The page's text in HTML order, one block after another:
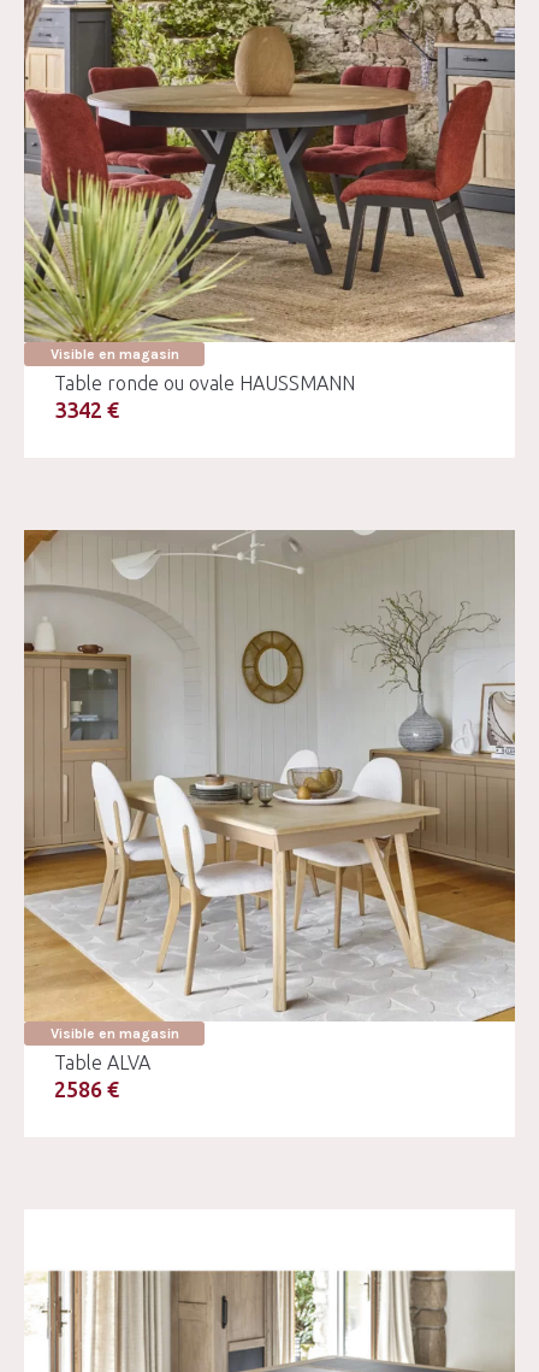
Visible en magasin
Table ronde ou ovale HAUSSMANN
3342 €
Visible en magasin
Table ALVA
2586 €